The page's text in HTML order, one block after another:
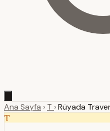
Ana Sayfa › T ›Rüyada
T